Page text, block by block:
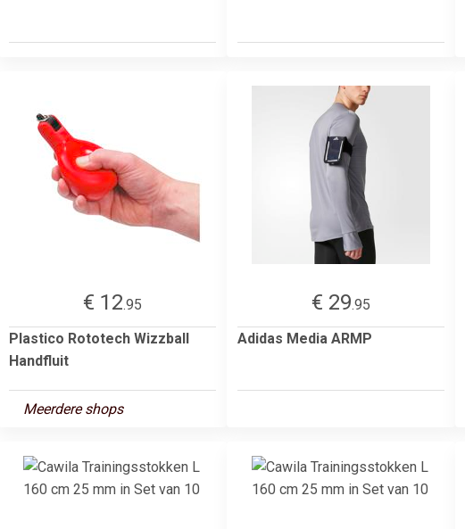
€ 12.95
Plastico Rototech Wizzball
Handfluit
Meerdere shops
€ 29.95
Adidas Media ARMP